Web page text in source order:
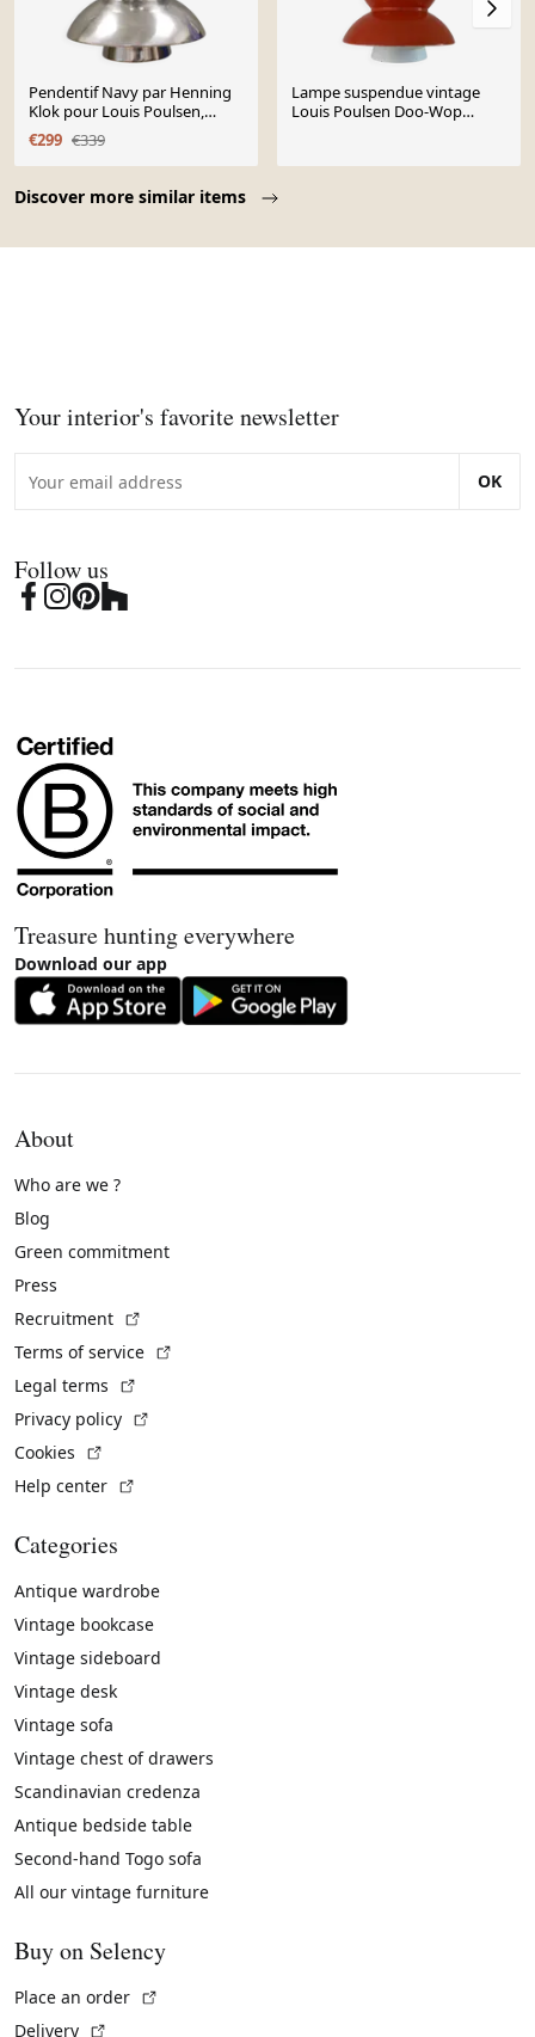
Discover more similar items
Pendentif Navy par Henning
Klok pour Louis Poulsen,
Chrome, années 1960-70
Danemark
€299 €339
Lampe suspendue vintage
Louis Poulsen Doo-Wop
Your interior's favorite newsletter
OK
Follow us
Treasure hunting everywhere
Download our app
About
Who are we ?
Blog
Green commitment
Press
Recruitment
Terms of service
Legal terms
Privacy policy
Cookies
Help center
Categories
Antique wardrobe
Vintage bookcase
Vintage sideboard
Vintage desk
Vintage sofa
Vintage chest of drawers
Scandinavian credenza
Antique bedside table
Second-hand Togo sofa
All our vintage furniture
Buy on Selency
Place an order
Delivery